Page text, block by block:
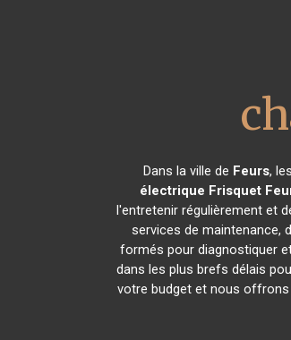
Dans la ville de Feurs,
électrique Frisquet
l'entretenir régulièrement et
services de maintenance,
formés pour diagnostiquer
dans les plus brefs délais
votre budget et nous offrons